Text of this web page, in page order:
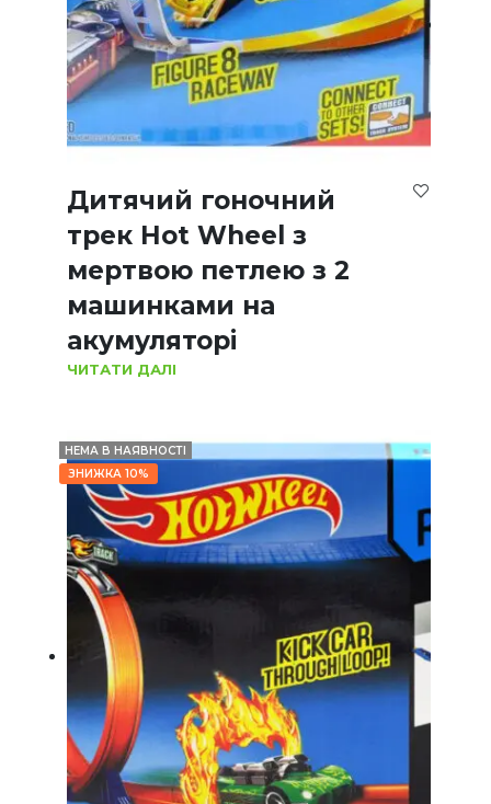
Дитячий гоночний
трек Hot Wheel з
мертвою петлею з 2
машинками на
акумуляторі
ЧИТАТИ ДАЛІ
НЕМА В НАЯВНОСТІ
ЗНИЖКА 10%